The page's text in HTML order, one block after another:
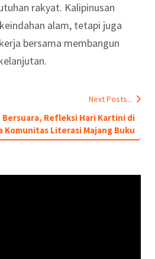
rakyat. Kalipinusan
alam, tetapi juga
bersama membangun
Next Posts...
Bersuara, Refleksi Hari Kartini di
Komunitas Literasi Majang Buku